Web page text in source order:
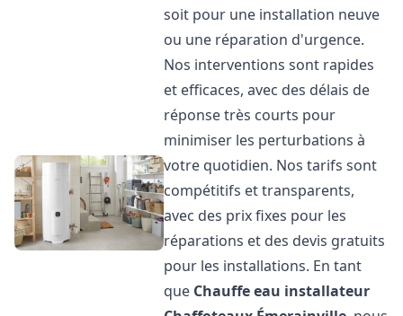
soit pour une installation neuve
ou une réparation d'urgence.
Nos interventions sont rapides
et efficaces, avec des délais de
réponse très courts pour
minimiser les perturbations à
votre quotidien. Nos tarifs sont
compétitifs et transparents,
avec des prix fixes pour les
réparations et des devis gratuits
pour les installations. En tant
que Chauffe eau installateur